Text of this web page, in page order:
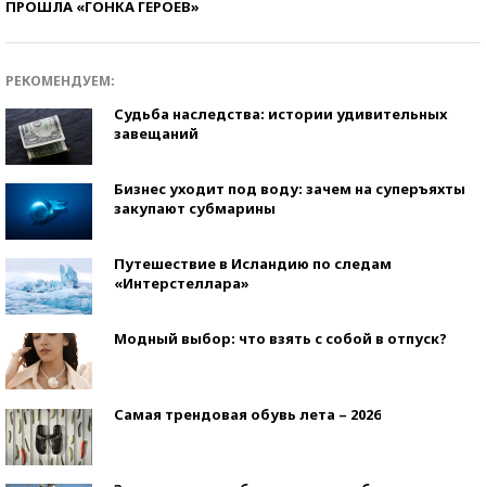
ПРОШЛА «ГОНКА ГЕРОЕВ»
РЕКОМЕНДУЕМ:
Судьба наследства: истории удивительных
завещаний
Бизнес уходит под воду: зачем на суперъяхты
закупают субмарины
Путешествие в Исландию по следам
«Интерстеллара»
Модный выбор: что взять с собой в отпуск?
Самая трендовая обувь лета – 2026